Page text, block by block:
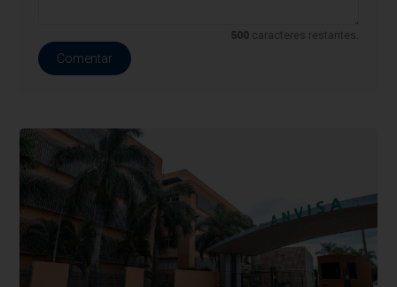
500 caracteres restantes.
Comentar